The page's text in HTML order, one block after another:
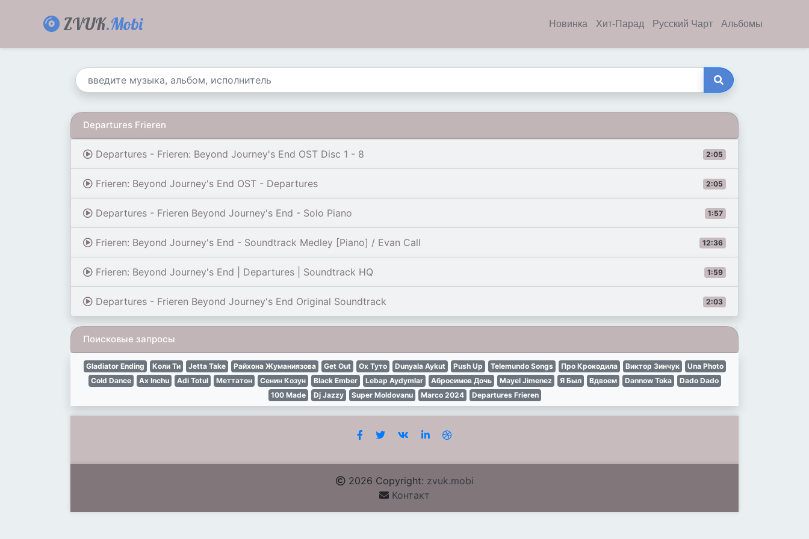
ZVUK.Mobi Новинка Хит-Парад Русский Чарт Альбомы
Departures Frieren
2:05
Departures - Frieren: Beyond Journey's End OST Disc 1 - 8
2:05
Frieren: Beyond Journey's End OST - Departures
1:57
Departures - Frieren Beyond Journey's End - Solo Piano
12:36
Frieren: Beyond Journey's End - Soundtrack Medley [Piano] / Evan Call
1:59
Frieren: Beyond Journey's End | Departures | Soundtrack HQ
2:03
Departures - Frieren Beyond Journey's End Original Soundtrack
Поисковые запросы
Gladiator Ending Коли Ти Jetta Take Райхона Жуманиязова Get Out Ох Туто Dunyala Aykut Push Up Telemundo Songs Про Крокодила Виктор Зинчук
Una Photo
Cold Dance
Ax Inchu Adi Totul Меттатон Сенин Козун Black Ember Lebap Aydymlar Абросимов Дочь Mayel Jimenez Я Был Вдвоем Dannow Toka
Dado Dado
100 Made
Dj Jazzy Super Moldovanu Marco 2024 Departures Frieren
2026 Copyright: zvuk.mobi
Контакт